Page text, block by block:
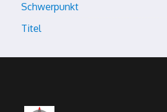
Schwerpunkt
Titel